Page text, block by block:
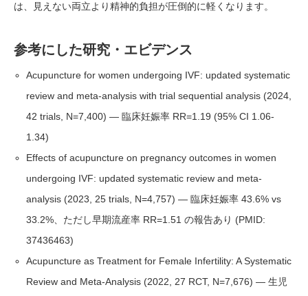
は、見えない両立より精神的負担が圧倒的に軽くなります。
参考にした研究・エビデンス
Acupuncture for women undergoing IVF: updated systematic
review and meta-analysis with trial sequential analysis (2024,
42 trials, N=7,400) — 臨床妊娠率 RR=1.19 (95% CI 1.06-
1.34)
Effects of acupuncture on pregnancy outcomes in women
undergoing IVF: updated systematic review and meta-
analysis (2023, 25 trials, N=4,757) — 臨床妊娠率 43.6% vs
33.2%、ただし早期流産率 RR=1.51 の報告あり (PMID:
37436463)
Acupuncture as Treatment for Female Infertility: A Systematic
Review and Meta-Analysis (2022, 27 RCT, N=7,676) — 生児